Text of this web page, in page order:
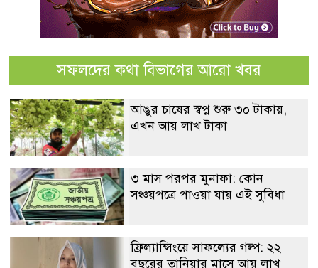
সফলদের কথা বিভাগের আরো খবর
আঙুর চাষের স্বপ্ন শুরু ৩০ টাকায়,
এখন আয় লাখ টাকা
৩ মাস পরপর মুনাফা: কোন
সঞ্চয়পত্রে পাওয়া যায় এই সুবিধা
ফ্রিল্যান্সিংয়ে সাফল্যের গল্প: ২২
বছরের তানিয়ার মাসে আয় লাখ